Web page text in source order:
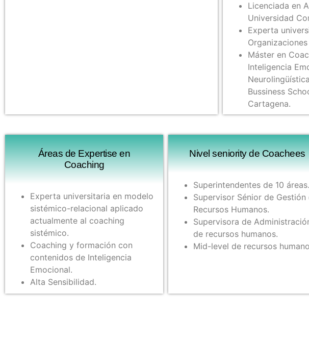
Licenciada en
Universidad
Experta
Máster en
Inteligencia
Bussiness
Cartagena.
Áreas de Expertise en
Coaching
Experta universitaria en modelo
sistémico-relacional aplicado
actualmente al coaching
sistémico.
Coaching y formación con
contenidos de Inteligencia
Emocional.
Alta Sensibilidad.
Nivel seniority de Coachees
Superintendentes de 10 áreas.
Supervisor Sénior de Gestión
Recursos Humanos.
Supervisora de
de recursos humanos.
Mid-level de recursos